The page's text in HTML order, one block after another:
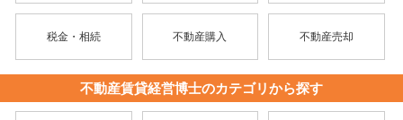
税金・相続 不動産購入 不動産売却
不動産賃貸経営博士のカテゴリから探す